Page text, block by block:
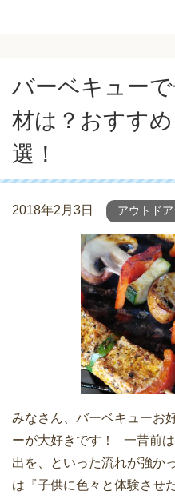
バーベキュー
材は？おすす
選！
2018年2月3日 アウトドア
みなさん、バーベキューお
ーが大好きです！ 一昔前
出を、といった流れが強か
は『子供に色々と体験させ